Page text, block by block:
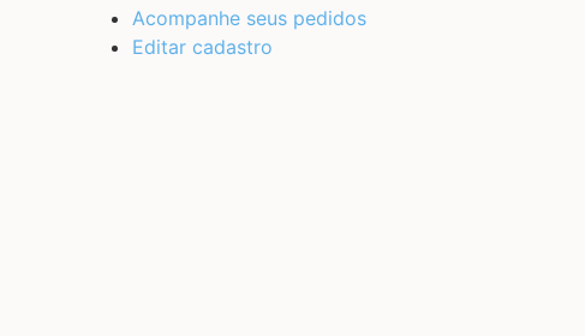
Acompanhe seus pedidos
Editar cadastro